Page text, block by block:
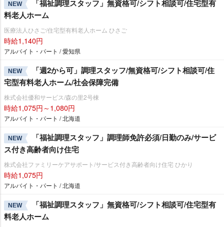
NEW
「福祉調理スタッフ」無資格可/シフト相談可/住宅型有
料老人ホーム
医療法人ひさご/住宅型有料老人ホーム ひさご
時給1,140円
アルバイト・パート / 愛知県
NEW
「週2から可」調理スタッフ/無資格可/シフト相談可/住
宅型有料老人ホーム/社会保障完備
株式会社優和サービス/森の里2号棟
時給1,075円～1,080円
アルバイト・パート / 北海道
NEW
「福祉調理スタッフ」調理師免許必須/日勤のみ/サービ
ス付き高齢者向け住宅
株式会社ファミリーケアサポート/サービス付き高齢者向け住宅 ひかり
時給1,075円
アルバイト・パート / 北海道
NEW
「福祉調理スタッフ」無資格可/シフト相談可/住宅型有
料老人ホーム